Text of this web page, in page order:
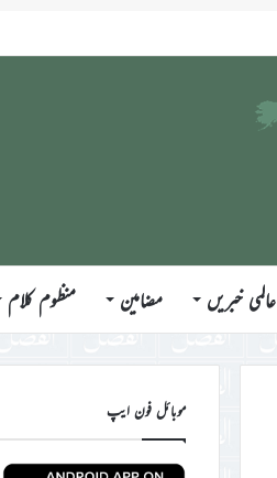
عالمی خبریں مضامین منظوم کلام
موبائل فون ایپ